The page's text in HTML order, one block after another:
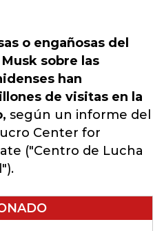
o engañosas del
sobre las
han
de visitas en la
según un informe del
Center for
("Centro de Lucha